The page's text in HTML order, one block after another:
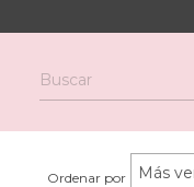
Ordenar por